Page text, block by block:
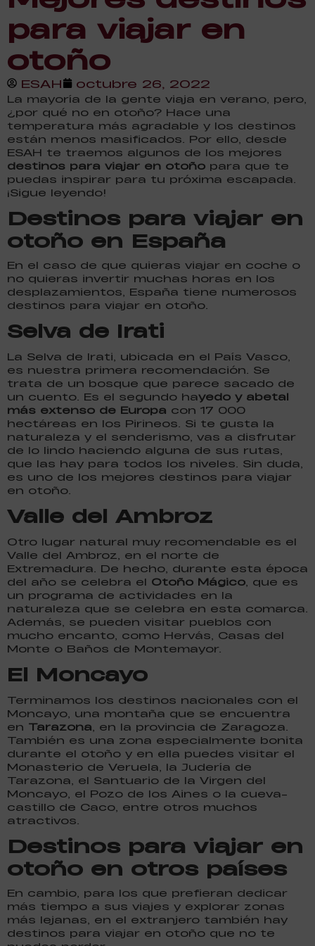
para viajar en
otoño
ESAH octubre 26, 2022
La mayoría de la gente viaja en verano, pero,
¿por qué no en otoño? Hace una
temperatura más agradable y los destinos
están menos masificados. Por ello, desde
ESAH te traemos algunos de los mejores
destinos para viajar en otoño para que te
puedas inspirar para tu próxima escapada.
¡Sigue leyendo!
Destinos para viajar en
otoño en España
En el caso de que quieras viajar en coche o
no quieras invertir muchas horas en los
desplazamientos, España tiene numerosos
destinos para viajar en otoño.
Selva de Irati
La Selva de Irati, ubicada en el País Vasco,
es nuestra primera recomendación. Se
trata de un bosque que parece sacado de
un cuento. Es el segundo hayedo y abetal
más extenso de Europa con 17 000
hectáreas en los Pirineos. Si te gusta la
naturaleza y el senderismo, vas a disfrutar
de lo lindo haciendo alguna de sus rutas,
que las hay para todos los niveles. Sin duda,
es uno de los mejores destinos para viajar
en otoño.
Valle del Ambroz
Otro lugar natural muy recomendable es el
Valle del Ambroz, en el norte de
Extremadura. De hecho, durante esta época
del año se celebra el Otoño Mágico, que es
un programa de actividades en la
naturaleza que se celebra en esta comarca.
Además, se pueden visitar pueblos con
mucho encanto, como Hervás, Casas del
Monte o Baños de Montemayor.
El Moncayo
Terminamos los destinos nacionales con el
Moncayo, una montaña que se encuentra
en Tarazona, en la provincia de Zaragoza.
También es una zona especialmente bonita
durante el otoño y en ella puedes visitar el
Monasterio de Veruela, la Judería de
Tarazona, el Santuario de la Virgen del
Moncayo, el Pozo de los Aines o la cueva-
castillo de Caco, entre otros muchos
atractivos.
Destinos para viajar en
otoño en otros países
En cambio, para los que prefieran dedicar
más tiempo a sus viajes y explorar zonas
más lejanas, en el extranjero también hay
destinos para viajar en otoño que no te